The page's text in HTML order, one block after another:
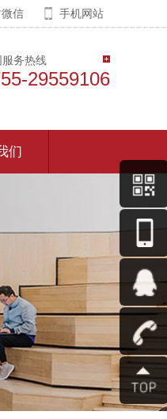
信 手机网站
服务热线
29559106
们